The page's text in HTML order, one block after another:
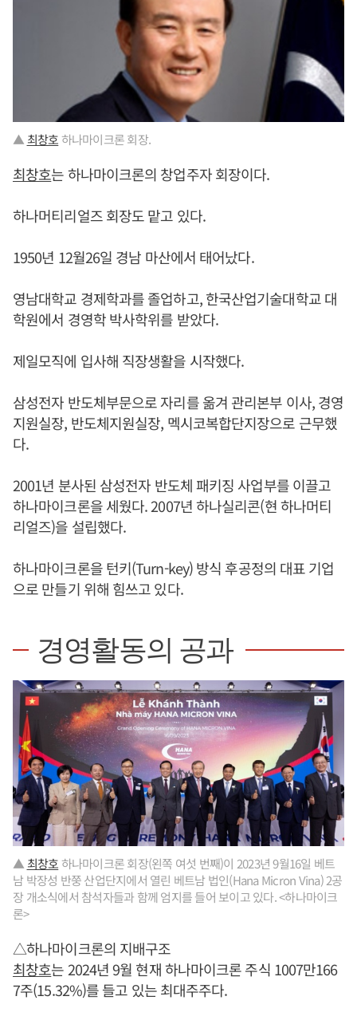
▲ 최창호하나마이크론 회장.
최창호는 하나마이크론의 창업주자 회장이다.
하나머티리얼즈 회장도 맡고 있다.
1950년 12월26일 경남 마산에서 태어났다.
영남대학교 경제학과를 졸업하고, 한국산업기술대학교 대
학원에서 경영학 박사학위를 받았다.
제일모직에 입사해 직장생활을 시작했다.
삼성전자 반도체부문으로 자리를 옮겨 관리본부 이사, 경영
지원실장, 반도체지원실장, 멕시코복합단지장으로 근무했
다.
2001년 분사된 삼성전자 반도체 패키징 사업부를 이끌고
하나마이크론을 세웠다. 2007년 하나실리콘(현 하나머티
리얼즈)을 설립했다.
하나마이크론을 턴키(Turn-key) 방식 후공정의 대표 기업
으로 만들기 위해 힘쓰고 있다.
경영활동의 공과
▲ 최창호하나마이크론 회장(왼쪽 여섯 번째)이 2023년 9월16일 베트
남 박장성 반쭝 산업단지에서 열린 베트남 법인(Hana Micron Vina) 2공
장 개소식에서 참석자들과 함께 엄지를 들어 보이고 있다. <하나마이크
론>
△하나마이크론의 지배구조
최창호는 2024년 9월 현재 하나마이크론 주식 1007만166
7주(15.32%)를 들고 있는 최대주주다.